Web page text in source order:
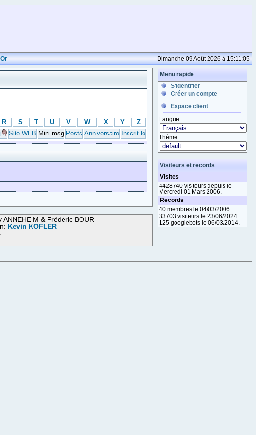
Dimanche 09 Août 2026 à 15:11:05
R S T U V W X Y
Z
Site WEB Mini msg Posts Anniversaire Inscrit le
& Frédéric BOUR
Kevin KOFLER
Menu rapide
S'identifier
Créer un compte
Espace client
Langue :
Thème :
Visiteurs et records
Visites
4428740 visiteurs depuis le
Mercredi 01 Mars 2006.
Records
40 membres le 04/03/2006.
33703 visiteurs le 23/06/2024.
125 googlebots le 06/03/2014.